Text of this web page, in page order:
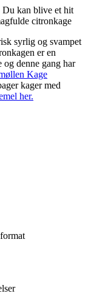
Du kan blive et hit
citronkage
syrlig og svampet
er en
denne gang har
Kage
kager med
her.